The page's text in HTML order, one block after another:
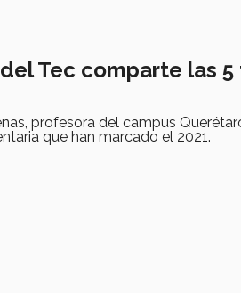
Tec comparte las
profesora del campus
que han marcado el 2021.